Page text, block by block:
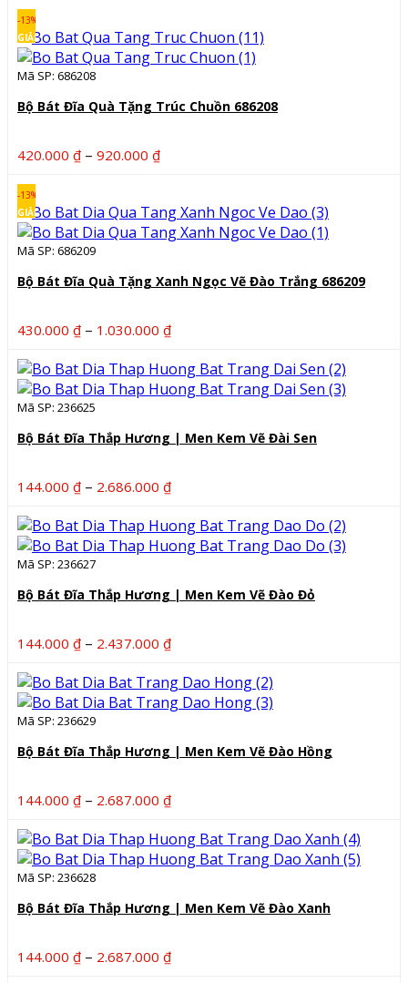
237.500 ₫
đến
-13%
GIẢM
Mã SP: 686208
Bộ Bát Đĩa Quà Tặng Trúc Chuồn 686208
420.000 ₫ – 920.000 ₫Khoảng
420.000 ₫
đến
-13%
GIẢM
Mã SP: 686209
Bộ Bát Đĩa Quà Tặng Xanh Ngọc Vẽ Đào Trắng 686209
430.000 ₫ – 1.030.000 ₫Khoảng
từ
430.000 ₫
1.030.000 ₫
Mã SP: 236625
Bộ Bát Đĩa Thắp Hương | Men Kem Vẽ Đài Sen
144.000 ₫ – 2.686.000 ₫Khoảng
từ
144.000 ₫
2.686.000 ₫
Mã SP: 236627
Bộ Bát Đĩa Thắp Hương | Men Kem Vẽ Đào Đỏ
144.000 ₫ – 2.437.000 ₫Khoảng
từ
144.000 ₫
2.437.000 ₫
Mã SP: 236629
Bộ Bát Đĩa Thắp Hương | Men Kem Vẽ Đào Hồng
144.000 ₫ – 2.687.000 ₫Khoảng
từ
144.000 ₫
2.687.000 ₫
Mã SP: 236628
Bộ Bát Đĩa Thắp Hương | Men Kem Vẽ Đào Xanh
144.000 ₫ – 2.687.000 ₫Khoảng